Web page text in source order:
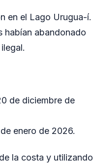
en el Lago Urugua-í.
habían abandonado
de diciembre de
enero de 2026.
la costa y utilizando